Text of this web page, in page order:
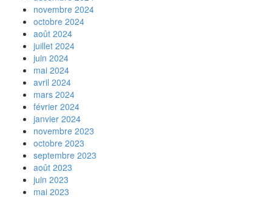
novembre 2024
octobre 2024
août 2024
juillet 2024
juin 2024
mai 2024
avril 2024
mars 2024
février 2024
janvier 2024
novembre 2023
octobre 2023
septembre 2023
août 2023
juin 2023
mai 2023